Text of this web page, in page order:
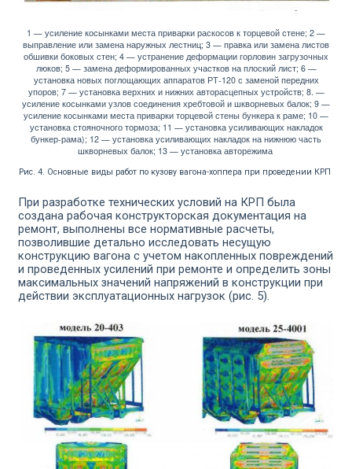
1 — усиление косынками места приварки раскосов к торцевой стене; 2 —
выправ­ление или замена наружных лестниц; 3 — правка или замена листов
обшивки бо­ковых стен; 4 — устранение деформации горловин загрузочных
люков; 5 — замена деформированных участков на плоский лист; 6 —
установка новых поглощающих аппаратов РТ-120 с заменой передних
упоров; 7 — установка верхних и нижних авторасцепных устройств; 8. —
усиление косынками узлов соединения хребтовой и шкворневых балок; 9 —
усиление косынками места приварки торцевой стены бун­кера к раме; 10 —
установка стояночного тормоза; 11 — установка усиливающих накладок
бункер-рама); 12 — установка усиливающих накладок на нижнюю часть
шкворневых балок; 13 — установка авторежима
Рис. 4. Основные виды работ по кузову вагона-хоппера при проведении КРП
При разработке технических условий на КРП была
создана рабочая конструкторская документация на
ремонт, выполнены все нормативные расчеты,
позволившие детально исследовать не­сущую
конструкцию вагона с учетом накопленных повреждений
и проведенных усилений при ремонте и определить зоны
мак­симальных значений напряжений в конструкции при
действии эксплуатационных нагрузок (рис. 5).